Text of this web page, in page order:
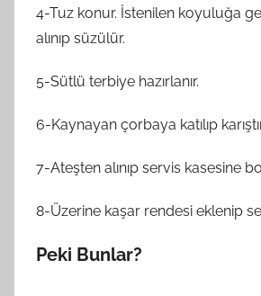
4-Tuz konur. İstenilen koyuluğa
alınıp süzülür.
5-Sütlü terbiye hazırlanır.
6-Kaynayan çorbaya katılıp
7-Ateşten alınıp servis kasesine
8-Üzerine kaşar rendesi eklenip
Peki Bunlar?